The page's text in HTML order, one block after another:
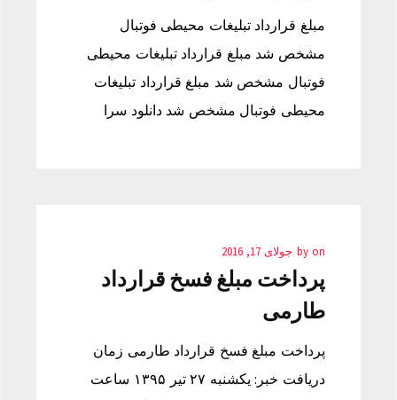
مبلغ قرارداد تبلیغات محیطی فوتبال
مشخص شد مبلغ قرارداد تبلیغات محیطی
فوتبال مشخص شد مبلغ قرارداد تبلیغات
محیطی فوتبال مشخص شد دانلود سرا
by on جولای 17, 2016
پرداخت مبلغ فسخ قرارداد
طارمی
پرداخت مبلغ فسخ قرارداد طارمی زمان
دریافت خبر: یکشنبه ۲۷ تیر ۱۳۹۵ ساعت